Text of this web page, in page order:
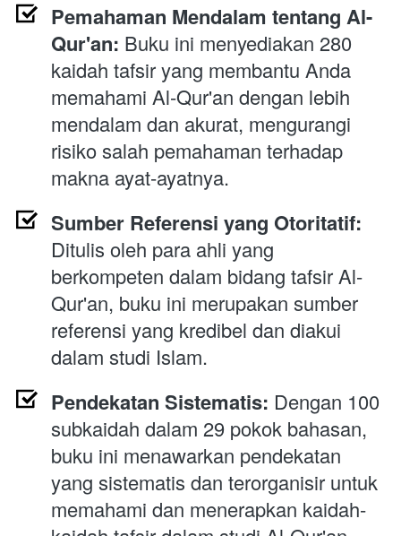
Pemahaman Mendalam tentang Al-
Qur'an: Buku ini menyediakan 280
kaidah tafsir yang membantu Anda
memahami Al-Qur'an dengan lebih
mendalam dan akurat, mengurangi
risiko salah pemahaman terhadap
makna ayat-ayatnya.
Sumber Referensi yang Otoritatif:
Ditulis oleh para ahli yang
berkompeten dalam bidang tafsir Al-
Qur'an, buku ini merupakan sumber
referensi yang kredibel dan diakui
dalam studi Islam.
Pendekatan Sistematis: Dengan 100
subkaidah dalam 29 pokok bahasan,
buku ini menawarkan pendekatan
yang sistematis dan terorganisir untuk
memahami dan menerapkan kaidah-